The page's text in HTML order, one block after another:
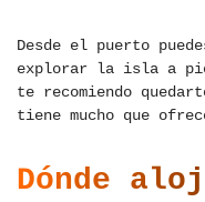
Desde el puerto
explorar la isla a
te recomiendo
tiene mucho que
Dónde